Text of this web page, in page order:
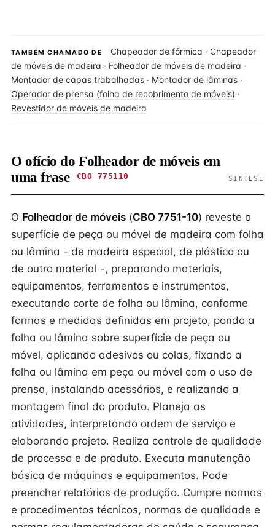
TAMBÉM CHAMADO DE Chapeador de fórmica · Chapeador
de móveis de madeira · Folheador de móveis de madeira ·
Montador de capas trabalhadas · Montador de lâminas ·
Operador de prensa (folha de recobrimento de móveis) ·
Revestidor de móveis de madeira
O ofício do Folheador de móveis em
uma frase
CBO 775110 SÍNTESE
O Folheador de móveis (CBO 7751-10) reveste a
superfície de peça ou móvel de madeira com folha
ou lâmina - de madeira especial, de plástico ou
de outro material -, preparando materiais,
equipamentos, ferramentas e instrumentos,
executando corte de folha ou lâmina, conforme
formas e medidas definidas em projeto, pondo a
folha ou lâmina sobre superfície de peça ou
móvel, aplicando adesivos ou colas, fixando a
folha ou lâmina em peça ou móvel com o uso de
prensa, instalando acessórios, e realizando a
montagem final do produto. Planeja as
atividades, interpretando ordem de serviço e
elaborando projeto. Realiza controle de qualidade
de processo e de produto. Executa manutenção
básica de máquinas e equipamentos. Pode
preencher relatórios de produção. Cumpre normas
e procedimentos técnicos, normas de qualidade e